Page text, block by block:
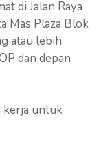
di Jalan Raya
Mas Plaza Blok
atau lebih
dan depan
kerja untuk